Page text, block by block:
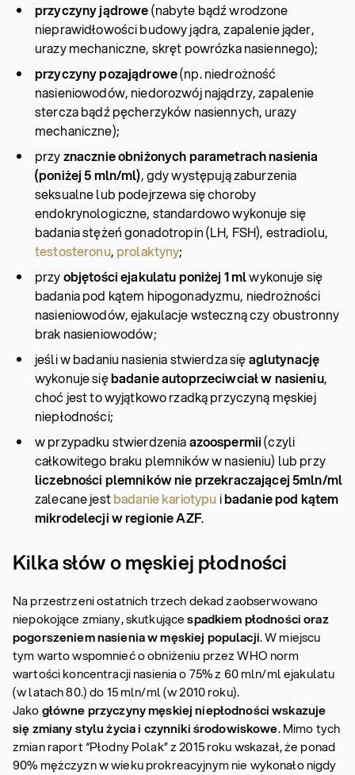
przyczyny jądrowe(nabyte bądź wrodzone
nieprawidłowości budowy jądra, zapalenie jąder,
urazy mechaniczne, skręt powrózka nasiennego);
przyczyny pozajądrowe(np. niedrożność
nasieniowodów, niedorozwój najądrzy, zapalenie
stercza bądź pęcherzyków nasiennych, urazy
mechaniczne);
przyznacznie obniżonych parametrach nasienia
(poniżej 5 mln/ml), gdy występują zaburzenia
seksualne lub podejrzewa się choroby
endokrynologiczne, standardowo wykonuje się
badania stężeń gonadotropin (LH, FSH), estradiolu,
testosteronu, prolaktyny;
przyobjętości ejakulatu poniżej 1 mlwykonuje się
badania pod kątem hipogonadyzmu, niedrożności
nasieniowodów, ejakulacje wsteczną czy obustronny
brak nasieniowodów;
jeśli w badaniu nasienia stwierdza sięaglutynację
wykonuje siębadanie autoprzeciwciał w nasieniu,
choć jest to wyjątkowo rzadką przyczyną męskiej
niepłodności;
w przypadku stwierdzeniaazoospermii(czyli
całkowitego braku plemników w nasieniu) lub przy
liczebności plemników nie przekraczającej 5mln/ml
zalecane jestbadanie kariotypu ibadanie pod kątem
mikrodelecji w regionie AZF.
Kilka słów o męskiej płodności
Na przestrzeni ostatnich trzech dekad zaobserwowano
niepokojące zmiany, skutkującespadkiem płodności oraz
pogorszeniem nasienia w męskiej populacji. W miejscu
tym warto wspomnieć o obniżeniu przez WHO norm
wartości koncentracji nasienia o 75% z 60 mln/ml ejakulatu
(w latach 80.) do 15 mln/ml (w 2010 roku).
Jakogłówne przyczyny męskiej niepłodności wskazuje
się zmiany stylu życia i czynniki środowiskowe. Mimo tych
zmian raport “Płodny Polak” z 2015 roku wskazał, że ponad
90% mężczyzn w wieku prokreacyjnym nie wykonało nigdy